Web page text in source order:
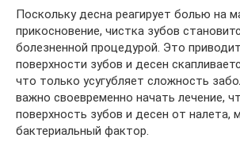
Поскольку десна реагирует болью на
прикосновение, чистка зубов
болезненной процедурой. Это
поверхности зубов и десен
что только усугубляет сложность
важно своевременно начать лечение,
поверхность зубов и десен от налета,
бактериальный фактор.